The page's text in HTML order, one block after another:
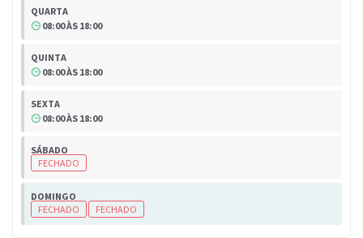
QUARTA
08:00 ÀS 18:00
QUINTA
08:00 ÀS 18:00
SEXTA
08:00 ÀS 18:00
SÁBADO
FECHADO
DOMINGO
FECHADO
FECHADO